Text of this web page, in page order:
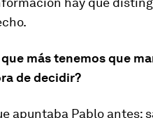
más tenemos que
de decidir?
apuntaba Pablo antes: